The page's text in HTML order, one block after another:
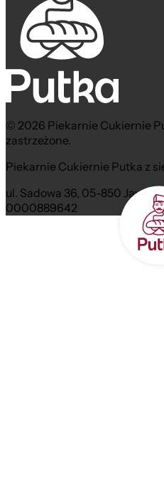
© 2026 Piekarnie Cukiernie
zastrzeżone.
Piekarnie Cukiernie Putka z
ul. Sadowa 36, 05-850
0000889642